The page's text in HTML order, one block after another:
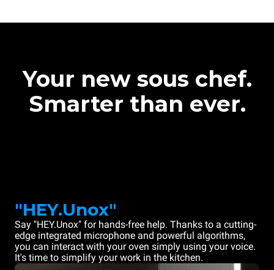
Your new sous chef.
Smarter than ever.
"HEY.Unox"
Say "HEY.Unox" for hands-free help. Thanks to a cutting-
edge integrated microphone and powerful algorithms,
you can interact with your oven simply using your voice.
It's time to simplify your work in the kitchen.